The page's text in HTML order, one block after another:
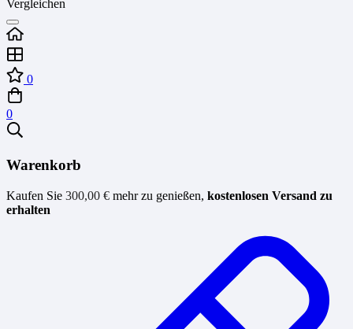
Vergleichen
0
0
Warenkorb
Kaufen Sie 300,00 € mehr zu genießen, kostenlosen Versand zu
erhalten